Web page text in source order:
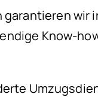
wir
Know-